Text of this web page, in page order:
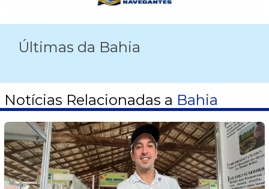
Últimas da Bahia
Notícias Relacionadas a Bahia